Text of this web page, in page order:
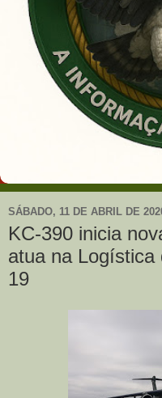
SÁBADO, 11 DE ABRIL DE
KC-390 inicia
atua na Logística
19